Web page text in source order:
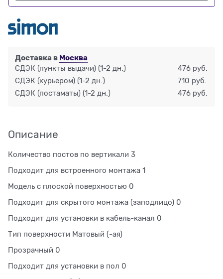
Доставка в Москва
СДЭК (пункты выдачи) (1-2 дн.)
476 руб.
СДЭК (курьером) (1-2 дн.)
710 руб.
СДЭК (постаматы) (1-2 дн.) 476 руб.
Описание
Количество постов по вертикали 3
Подходит для встроенного монтажа 1
Модель с плоской поверхностью 0
Подходит для скрытого монтажа (заподлицо) 0
Подходит для установки в кабель-канал 0
Тип поверхности Матовый (-ая)
Прозрачный 0
Подходит для установки в пол 0